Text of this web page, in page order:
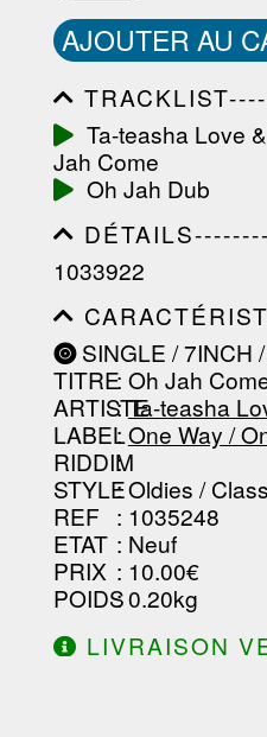
AJOUTER AU
-------------------
Ta-teasha Love
Jah Come
Oh Jah Dub
----------------
1033922
SINGLE / 7INCH
TITRE: Oh Jah
ARTISTE
:Ta-teasha
LABEL
:One Way /
RIDDIM
:
STYLE: Oldies /
REF : 1035248
ETAT : Neuf
PRIX : 10.00€
POIDS: 0.20kg
LIVRAISON